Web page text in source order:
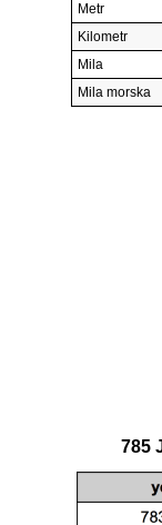
Metr
Kilometr
Mila
Mila morska
785